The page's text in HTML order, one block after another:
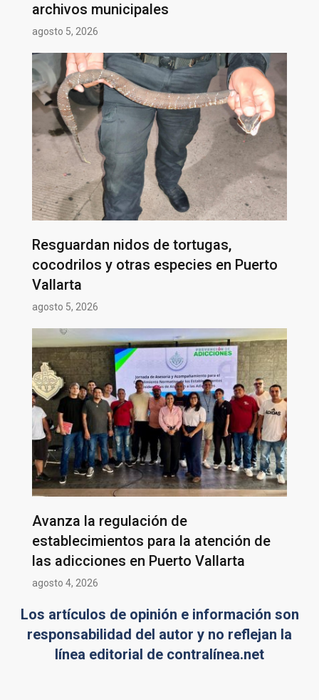
archivos municipales
agosto 5, 2026
Resguardan nidos de tortugas,
cocodrilos y otras especies en Puerto
Vallarta
agosto 5, 2026
Avanza la regulación de
establecimientos para la atención de
las adicciones en Puerto Vallarta
agosto 4, 2026
Los artículos de opinión e información son
responsabilidad del autor y no reflejan la
línea editorial de contralínea.net